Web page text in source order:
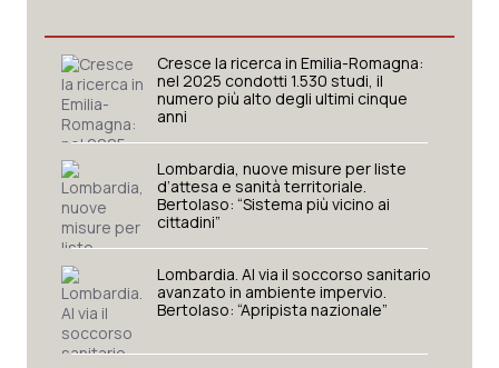
Veneto
Oncoematologia
Oncologia & Nutrizione
Psoriasi & pelle
Quotidiano Cardiologia
Quotidiano Chirurgia
Quotidiano Oncologia
Cresce la ricerca in Emilia-Romagna:
nel 2025 condotti 1.530 studi, il
numero più alto degli ultimi cinque
anni
Lombardia, nuove misure per liste
d’attesa e sanità territoriale.
Bertolaso: “Sistema più vicino ai
cittadini”
Lombardia. Al via il soccorso sanitario
avanzato in ambiente impervio.
Bertolaso: “Apripista nazionale”